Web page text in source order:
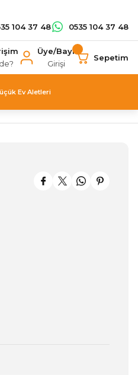
104 37 48 0535 104 37 48
Üye/Bayi
Girişi
Sepetim
Ev Aletleri